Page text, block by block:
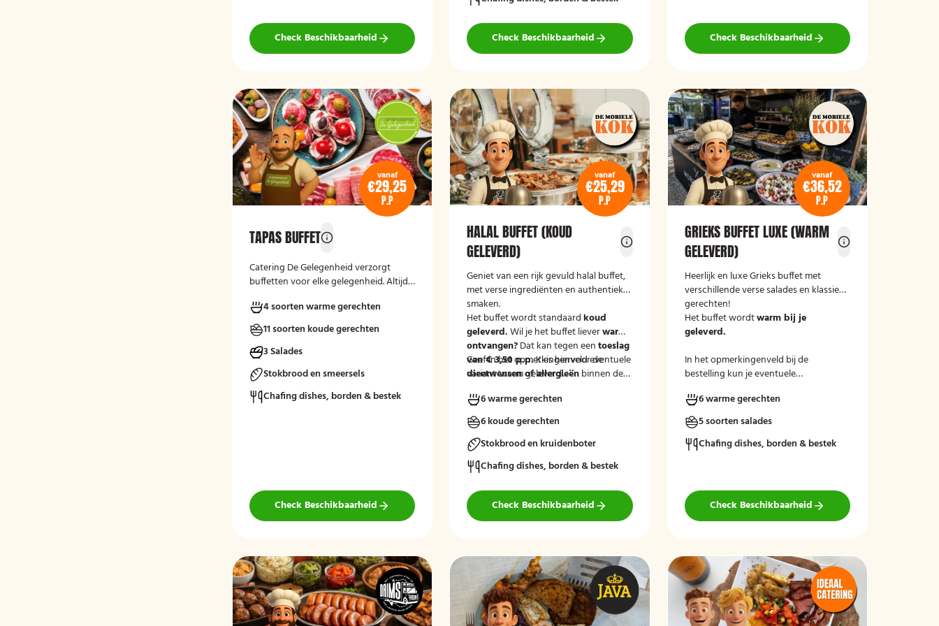
Check Beschikbaarheid Check Beschikbaarheid Check Beschikbaarheid
vanaf
€29,25
P.P
TAPAS BUFFET
Catering De Gelegenheid verzorgt
buffetten voor elke gelegenheid. Altijd
moment.
4 soorten warme gerechten
11 soorten koude gerechten
3 Salades
Stokbrood en smeersels
Chafing dishes, borden & bestek
Check Beschikbaarheid
vanaf
€25,29
P.P
HALAL BUFFET (KOUD
GELEVERD)
Geniet van een rijk gevuld halal buffet,
met verse ingrediënten en authentieke
smaken.
Het buffet wordt standaardkoud
geleverd.Wil je het buffet lieverwarm
ontvangen?Dat kan tegen eentoeslag
van € 3,50 p.p.Kies hiervoor de
variant 'warm geleverd'.
Geef in het opmerkingenveld eventuele
dieetwensen of allergieënbinnen de
mee kunnen houden.
6 warme gerechten
6 koude gerechten
Stokbrood en kruidenboter
Chafing dishes, borden & bestek
Check Beschikbaarheid
vanaf
€36,52
P.P
GRIEKS BUFFET LUXE (WARM
GELEVERD)
Heerlijk en luxe Grieks buffet met
verschillende verse salades en klassieke
gerechten!
Het buffet wordtwarm bij je
geleverd.
In het opmerkingenveld bij de
bestelling kun je eventuele
groep doorgeven, dan kunnen wij hier
rekening mee houden.
6 warme gerechten
5 soorten salades
Chafing dishes, borden & bestek
Check Beschikbaarheid